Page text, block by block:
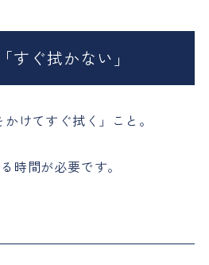
ぐ拭かない」
けてすぐ拭く」こと。
時間が必要です。